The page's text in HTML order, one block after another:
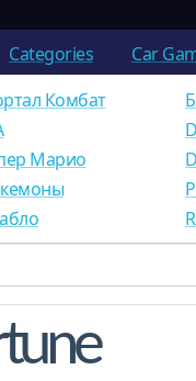
Categories Car
Комбат
Марио